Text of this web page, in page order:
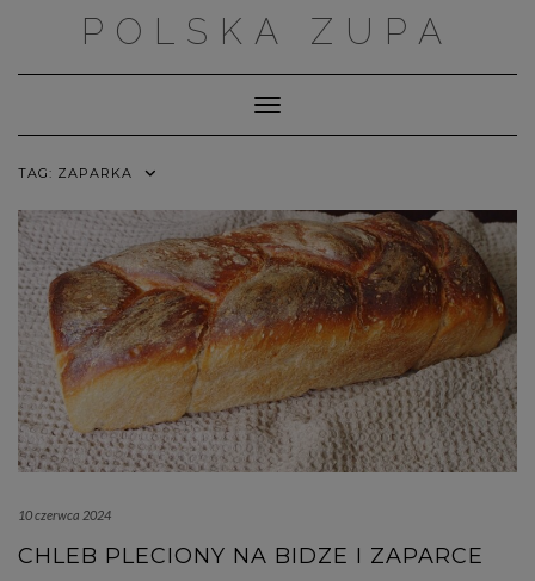
POLSKA ZUPA
Toggle Navigation
TAG: ZAPARKA
10 czerwca 2024
CHLEB PLECIONY NA BIDZE I ZAPARCE